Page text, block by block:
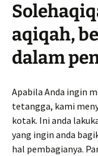
aqiqah,
dalam
Apabila Anda ingin
tetangga, kami
kotak. Ini anda
yang ingin anda
hal pembagianya.